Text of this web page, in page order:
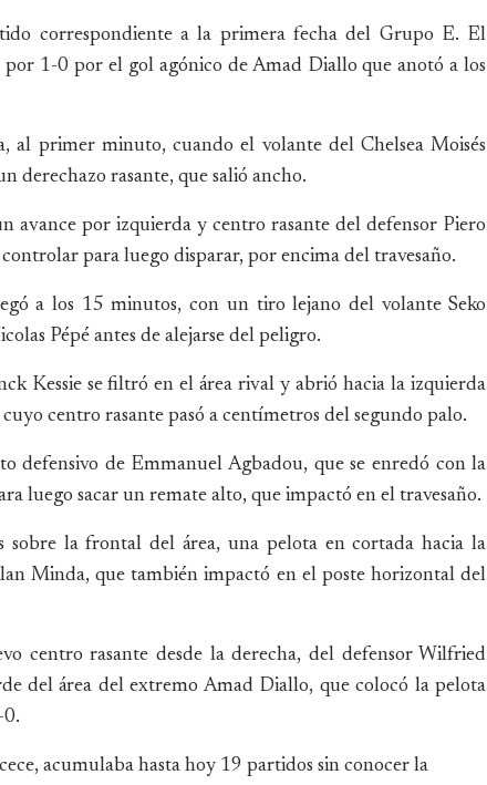
correspondiente a la primera fecha del Grupo E. El
1-0 por el gol agónico de Amad Diallo que anotó a los
al primer minuto, cuando el volante del Chelsea Moisés
derechazo rasante, que salió ancho.
avance por izquierda y centro rasante del defensor Piero
para luego disparar, por encima del travesaño.
a los 15 minutos, con un tiro lejano del volante Seko
Pépé antes de alejarse del peligro.
Kessie se filtró en el área rival y abrió hacia la izquierda
centro rasante pasó a centímetros del segundo palo.
defensivo de Emmanuel Agbadou, que se enredó con la
luego sacar un remate alto, que impactó en el travesaño.
sobre la frontal del área, una pelota en cortada hacia la
Minda, que también impactó en el poste horizontal del
centro rasante desde la derecha, del defensor Wilfried
del área del extremo Amad Diallo, que colocó la pelota
0.
acumulaba hasta hoy 19 partidos sin conocer la